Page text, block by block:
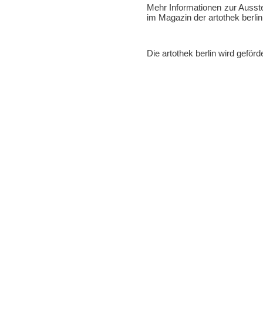
Mehr Informationen zur
im Magazin der artothek
Die artothek berlin wird